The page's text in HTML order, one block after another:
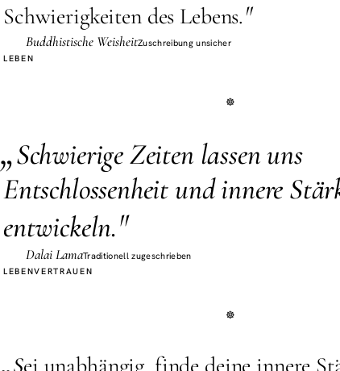
Schwierigkeiten des Lebens."
Buddhistische WeisheitZuschreibung unsicher
LEBEN
„Schwierige Zeiten lassen uns
Entschlossenheit und innere
entwickeln."
Dalai LamaTraditionell zugeschrieben
LEBENVERTRAUEN
„Sei unabhängig, finde deine innere